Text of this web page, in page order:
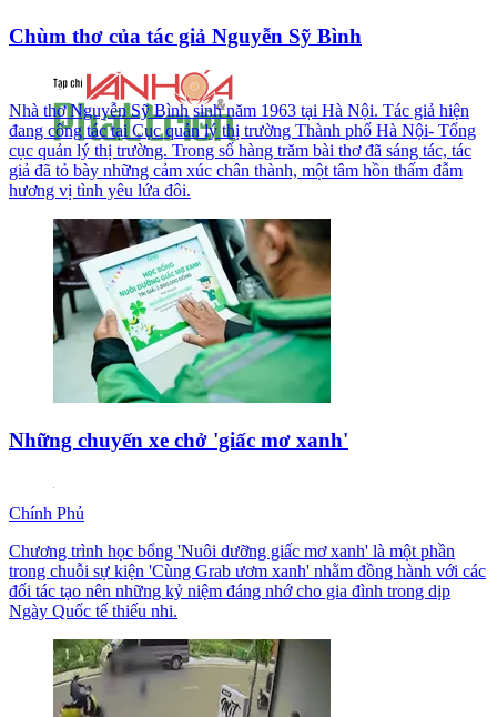
Chùm thơ của tác giả Nguyễn Sỹ Bình
Nhà thơ Nguyễn Sỹ Bình sinh năm 1963 tại Hà Nội. Tác giả hiện
đang công tác tại Cục quản lý thị trường Thành phố Hà Nội- Tổng
cục quản lý thị trường. Trong số hàng trăm bài thơ đã sáng tác, tác
giả đã tỏ bày những cảm xúc chân thành, một tâm hồn thấm đẫm
hương vị tình yêu lứa đôi.
Những chuyến xe chở 'giấc mơ xanh'
Chính Phủ
Chương trình học bổng 'Nuôi dưỡng giấc mơ xanh' là một phần
trong chuỗi sự kiện 'Cùng Grab ươm xanh' nhằm đồng hành với các
đối tác tạo nên những kỷ niệm đáng nhớ cho gia đình trong dịp
Ngày Quốc tế thiếu nhi.